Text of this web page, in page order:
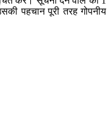
पहचान पूरी तरह गोपनीय